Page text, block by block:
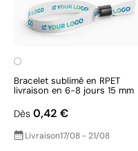
Bracelet sublimé en RPET
livraison en 6-8 jours 15 mm
Dès 0,42 €
Livraison17/08 - 21/08